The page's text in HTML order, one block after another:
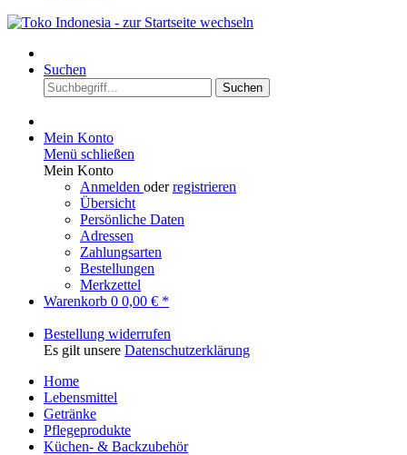
Suchen
Suchen
Mein Konto
Menü schließen
Mein Konto
Anmelden oderregistrieren
Übersicht
Persönliche Daten
Adressen
Zahlungsarten
Bestellungen
Merkzettel
Warenkorb 0 0,00 € *
Bestellung widerrufen
Es gilt unsere Datenschutzerklärung
Home
Lebensmittel
Getränke
Pflegeprodukte
Küchen- & Backzubehör